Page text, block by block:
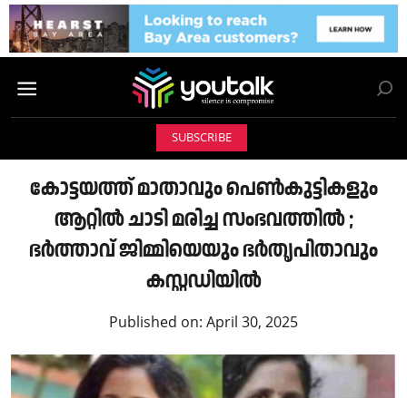
SUBSCRIBE
കോട്ടയത്ത് മാതാവും പെൺകുട്ടികളും
ആറ്റിൽ ചാടി മരിച്ച സംഭവത്തിൽ ;
ഭർത്താവ് ജിമ്മിയെയും ഭർതൃപിതാവും
കസ്റ്റഡിയിൽ
Published on: April 30, 2025